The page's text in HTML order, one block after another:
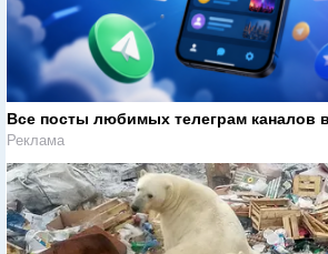
Все посты любимых телеграм каналов
Реклама